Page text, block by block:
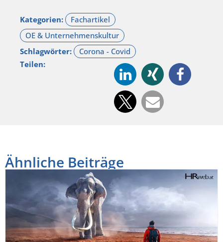
Kategorien:
Schlagwörter:
Teilen:
Ähnliche Beiträge